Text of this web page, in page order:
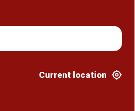
Current location